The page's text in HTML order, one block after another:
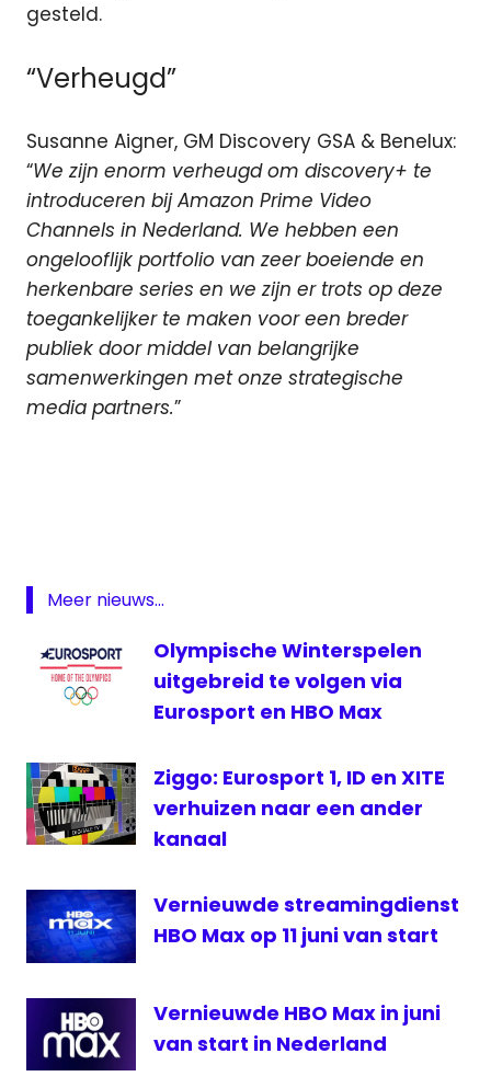
gesteld.
“Verheugd”
Susanne Aigner, GM Discovery GSA & Benelux:
“We zijn enorm verheugd om discovery+ te
introduceren bij Amazon Prime Video
Channels in Nederland. We hebben een
ongelooflijk portfolio van zeer boeiende en
herkenbare series en we zijn er trots op deze
toegankelijker te maken voor een breder
publiek door middel van belangrijke
samenwerkingen met onze strategische
media partners.”
Video
Meer nieuws...
Olympische Winterspelen
uitgebreid te volgen via
Eurosport en HBO Max
Ziggo: Eurosport 1, ID en XITE
verhuizen naar een ander
kanaal
Vernieuwde streamingdienst
HBO Max op 11 juni van start
Vernieuwde HBO Max in juni
van start in Nederland